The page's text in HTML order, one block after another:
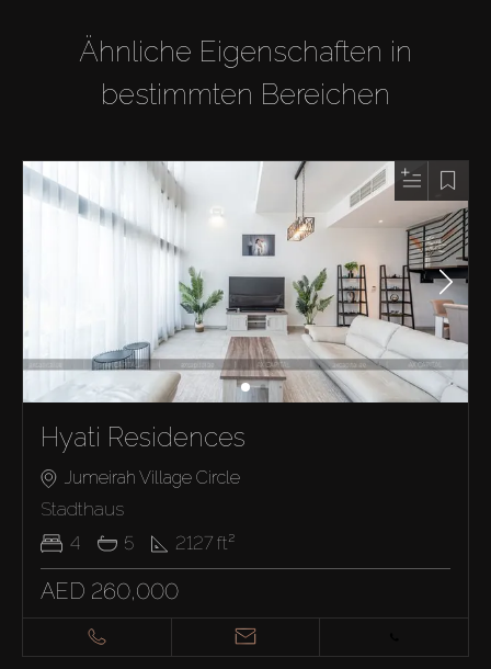
Ähnliche Eigenschaften in
bestimmten Bereichen
Hyati Residences
Jumeirah Village Circle
Stadthaus
4
5 2127 ft²
AED 260,000